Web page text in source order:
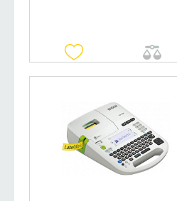
УТОЧНИТЬ НАЛИЧИЕ